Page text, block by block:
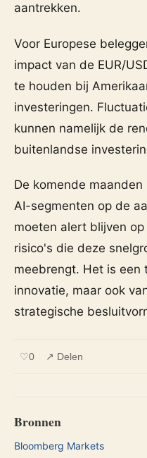
aantrekken.
Voor Europese
impact van de EUR/
te houden bij
investeringen.
kunnen namelijk de
buitenlandse
De komende
AI-segmenten op de
moeten alert blijven
risico's die deze
meebrengt. Het is een
innovatie, maar ook
strategische
♡0 ↗ Delen
Bronnen
Bloomberg Markets